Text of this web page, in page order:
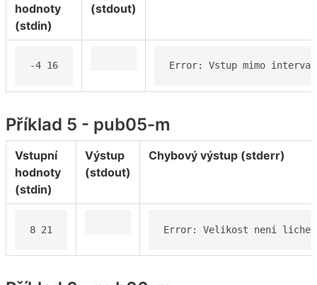
hodnoty
(stdin)
(stdout)
-4 16 Error: Vstup mimo
Příklad 5 - pub05-m
Vstupní
hodnoty
(stdin)
Výstup
(stdout)
Chybový výstup (stderr)
8 21 Error: Velikost neni